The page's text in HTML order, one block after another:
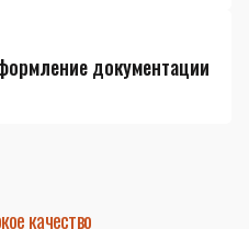
документации
качество